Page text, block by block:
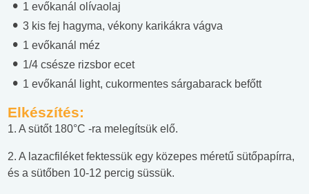
1 evőkanál olívaolaj
3 kis fej hagyma, vékony karikákra vágva
1 evőkanál méz
1/4 csésze rizsbor ecet
1 evőkanál light, cukormentes sárgabarack befőtt
Elkészítés:
1. A sütőt 180°C -ra melegítsük elő.
2. A lazacfiléket fektessük egy közepes méretű sütőpapírra,
és a sütőben 10-12 percig süssük.